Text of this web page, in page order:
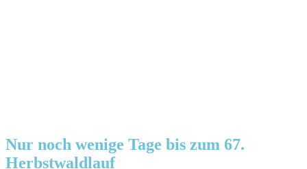
Nur noch wenige Tage bis zum 67.
Herbstwaldlauf